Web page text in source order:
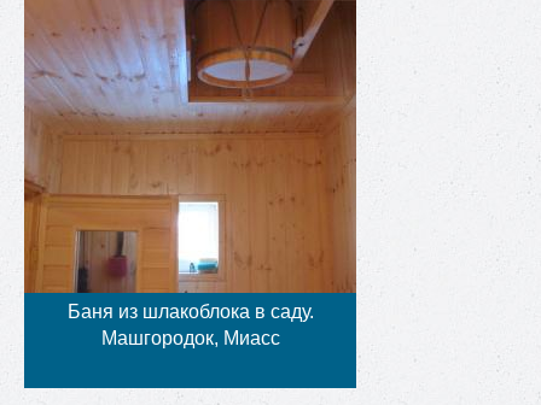
Баня из шлакоблока в саду.
Машгородок, Миасс